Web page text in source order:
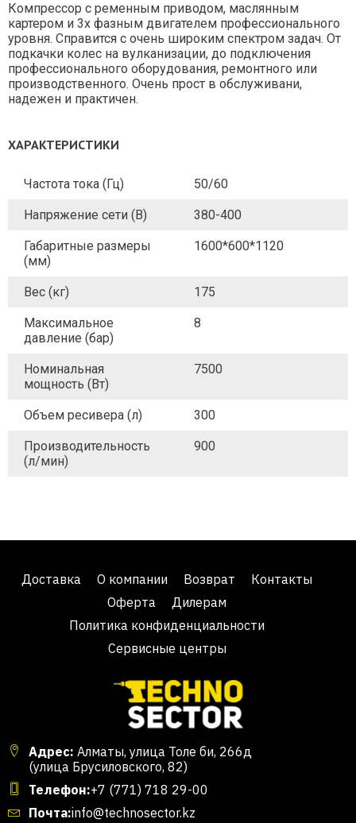
Компрессор с ременным приводом, маслянным
картером и 3х фазным двигателем профессионального
уровня. Справится с очень широким спектром задач. От
подкачки колес на вулканизации, до подключения
профессионального оборудования, ремонтного или
производственного. Очень прост в обслуживани,
надежен и практичен.
ХАРАКТЕРИСТИКИ
Частота тока (Гц) 50/60
Напряжение сети (В) 380-400
Габаритные размеры
(мм)
1600*600*1120
Вес (кг) 175
Максимальное
давление (бар)
8
Номинальная
мощность (Вт)
7500
Объем ресивера (л) 300
Производительность
(л/мин)
900
Доставка О компании Возврат
Контакты
Оферта
Дилерам
Политика конфиденциальности
Сервисные центры
Адрес: Алматы, улица Толе би, 266д
(улица Брусиловского, 82)
Телефон:+7 (771) 718 29-00
Почта:info@technosector.kz